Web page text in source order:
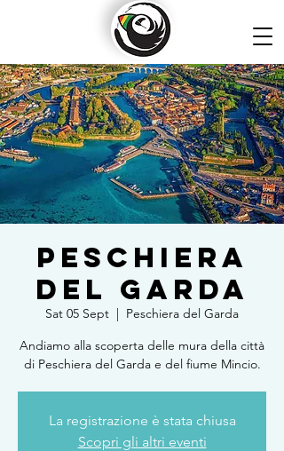
Peschiera
del Garda
Sat 05 Sept
  |
Peschiera del Garda
Andiamo alla scoperta delle mura della città
di Peschiera del Garda e del fiume Mincio.
La registrazione è stata chiusa
Scopri gli altri eventi